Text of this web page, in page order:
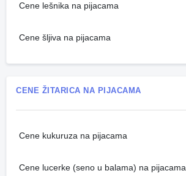
Cene lešnika na pijacama
Cene šljiva na pijacama
CENE ŽITARICA NA PIJACAMA
Cene kukuruza na pijacama
Cene lucerke (seno u balama) na pijacama